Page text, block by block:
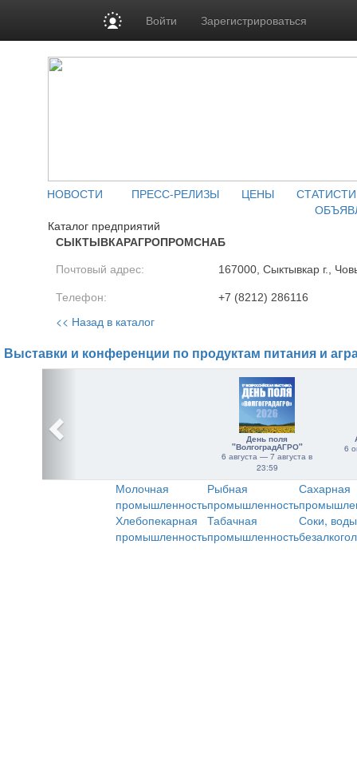
Войти Зарегистрироваться
НОВОСТИ ПРЕСС-РЕЛИЗЫ ЦЕНЫ
Каталог предприятий
СЫКТЫВКАРАГРОПРОМСНАБ
Почтовый адрес: 167000, Сыктывкар г.,
Телефон: +7 (8212) 286116
<< Назад в каталог
Выставки и конференции по продуктам питания и
День поля
"ВолгоградАГРО"
6 августа — 7 августа в
23:59
6
Молочная
промышленность
Рыбная
промышленность
Сахарная
Хлебопекарная
промышленность
Табачная
промышленность
Соки,